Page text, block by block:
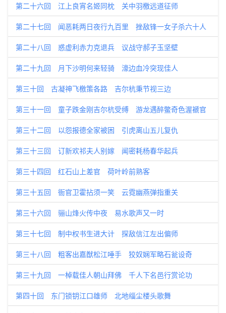
第二十六回 江上良宵名姬同枕 关中羽檄远道征师
第二十七回 闻恶耗两日夜行九百里 挫敌锋一女子杀六十人
第二十八回 惑虚利赤力克退兵 议战守郝子玉坚壁
第二十九回 月下沙明何来轻骑 濠边血冷突现佳人
第三十回 古凝神飞檄策各路 吉尔杭秉节视三边
第三十一回 童子跌金刚吉尔杭受缚 游龙遇醉鳖奇色渥褫官
第三十二回 以怨报德全家被困 引虎离山五儿复仇
第三十三回 订新欢祁夫人别嫁 闻密耗杨春华起兵
第三十四回 红石山上差官 荷叶岭前熟客
第三十五回 衙官卫霍拈须一笑 云霓幽燕弹指重关
第三十六回 骊山烽火传中夜 易水歌声又一时
第三十七回 制中权书生进大计 探敌信江左出偏师
第三十八回 粗客出嘉猷松江唾手 狡奴娴军略石瓮设奇
第三十九回 一棹载佳人朝山拜佛 千人下名邑行赏论功
第四十回 东门锁钥江口雄师 北地缁尘楼头歌舞